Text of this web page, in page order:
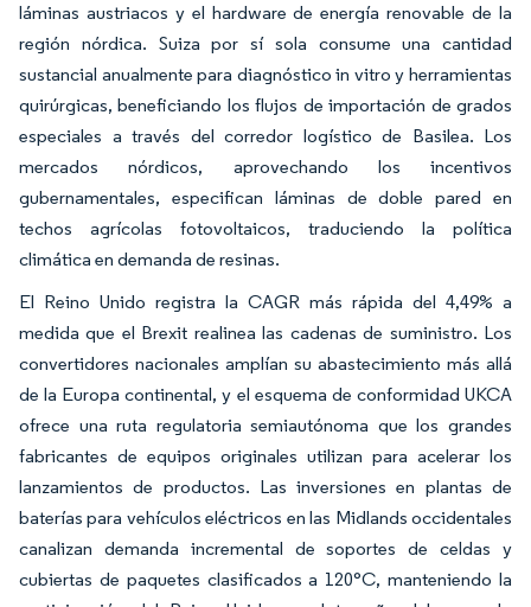
láminas austriacos y el hardware de energía renovable de la
región nórdica. Suiza por sí sola consume una cantidad
sustancial anualmente para diagnóstico in vitro y herramientas
quirúrgicas, beneficiando los flujos de importación de grados
especiales a través del corredor logístico de Basilea. Los
mercados nórdicos, aprovechando los incentivos
gubernamentales, especifican láminas de doble pared en
techos agrícolas fotovoltaicos, traduciendo la política
climática en demanda de resinas.
El Reino Unido registra la CAGR más rápida del 4,49% a
medida que el Brexit realinea las cadenas de suministro. Los
convertidores nacionales amplían su abastecimiento más allá
de la Europa continental, y el esquema de conformidad UKCA
ofrece una ruta regulatoria semiautónoma que los grandes
fabricantes de equipos originales utilizan para acelerar los
lanzamientos de productos. Las inversiones en plantas de
baterías para vehículos eléctricos en las Midlands occidentales
canalizan demanda incremental de soportes de celdas y
cubiertas de paquetes clasificados a 120°C, manteniendo la